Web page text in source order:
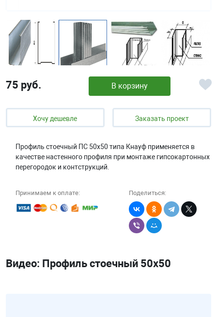
75 руб. В корзину
Хочу дешевле Заказать проект
Профиль стоечный ПС 50х50 типа Кнауф применяется в
качестве настенного профиля при монтаже гипсокартонных
перегородок и контструкций.
Принимаем к оплате: Поделиться:
Видео: Профиль стоечный 50х50